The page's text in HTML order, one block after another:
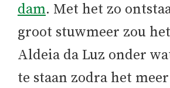
dam. Met het zo
groot stuwmeer zou
Aldeia da Luz onder
te staan zodra het